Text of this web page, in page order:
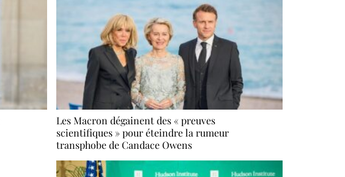
Les Macron dégainent des « preuves
scientifiques » pour éteindre la rumeur
transphobe de Candace Owens